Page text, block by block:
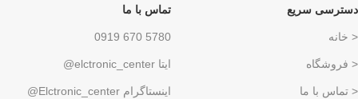
دسترسی سریع
< خانه
< فروشگاه
< تماس با ما
تماس با ما
5780 670 0919
ایتا elctronic_center@
اینستاگرام Elctronic_center@